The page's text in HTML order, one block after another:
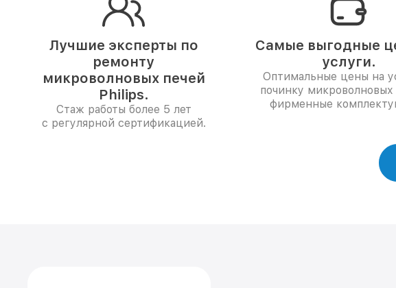
Лучшие эксперты по
ремонту
микроволновых печей
Philips.
Стаж работы более 5 лет
с регулярной сертификацией.
Самые выгодные
услуги.
Оптимальные цены на
починку микроволновых
фирменные